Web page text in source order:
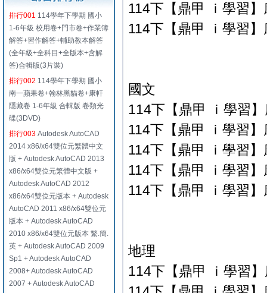
排行001 114學年下學期 國小
1-6年級 校用卷+門市卷+作業簿
解答+習作解答+輔助教本解答
(全年級+全科目+全版本+含解
答)合輯版(3片裝)
排行002 114學年下學期 國小
南一蘋果卷+翰林黑貓卷+康軒
隱藏卷 1-6年級 合輯版 卷類光
碟(3DVD)
排行003 Autodesk AutoCAD
2014 x86/x64雙位元繁體中文
版 + Autodesk AutoCAD 2013
x86/x64雙位元繁體中文版 +
Autodesk AutoCAD 2012
x86/x64雙位元版本 + Autodesk
AutoCAD 2011 x86/x64雙位元
版本 + Autodesk AutoCAD
2010 x86/x64雙位元版本 繁.簡.
英 + Autodesk AutoCAD 2009
Sp1 + Autodesk AutoCAD
2008+ Autodesk AutoCAD
2007 + Autodesk AutoCAD
114下【鼎甲 ｉ學習
114下【鼎甲 ｉ學習
國文
114下【鼎甲 ｉ學習
114下【鼎甲 ｉ學習
114下【鼎甲 ｉ學習
114下【鼎甲 ｉ學習
114下【鼎甲 ｉ學習
地理
114下【鼎甲 ｉ學習